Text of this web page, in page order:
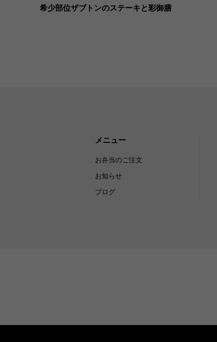
希少部位ザブトンのステーキと彩御膳
メニュー
お弁当のご注文
お知らせ
ブログ